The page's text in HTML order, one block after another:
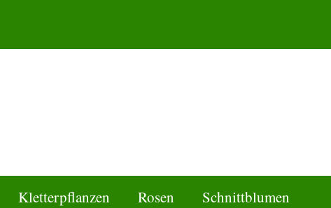
Kletterpflanzen Rosen Schnittblumen